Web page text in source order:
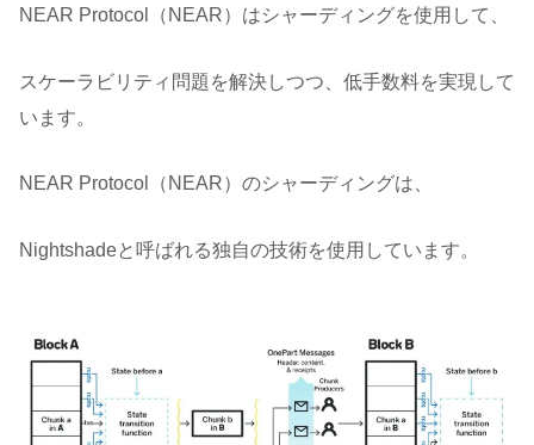
NEAR Protocol（NEAR）はシャーディングを使用して、
スケーラビリティ問題を解決しつつ、低手数料を実現して
います。
NEAR Protocol（NEAR）のシャーディングは、
Nightshadeと呼ばれる独自の技術を使用しています。